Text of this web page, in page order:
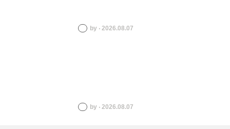
by ‧ 2026.08.07
by ‧ 2026.08.07